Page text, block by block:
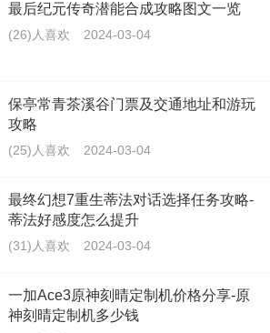
最后纪元传奇潜能合成攻略图文一览
(26)人喜欢 2024-03-04
保亭常青茶溪谷门票及交通地址和游玩
攻略
(25)人喜欢 2024-03-04
最终幻想7重生蒂法对话选择任务攻略-
蒂法好感度怎么提升
(31)人喜欢 2024-03-04
一加Ace3原神刻晴定制机价格分享-原
神刻晴定制机多少钱